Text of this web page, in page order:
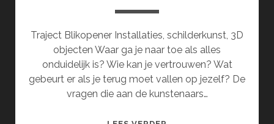
Traject Blikopener Installaties, schilderkunst, 3D
objecten Waar ga je naar toe als alles
onduidelijk is? Wie kan je vertrouwen? Wat
gebeurt er als je terug moet vallen op jezelf? De
vragen die aan de kunstenaars…